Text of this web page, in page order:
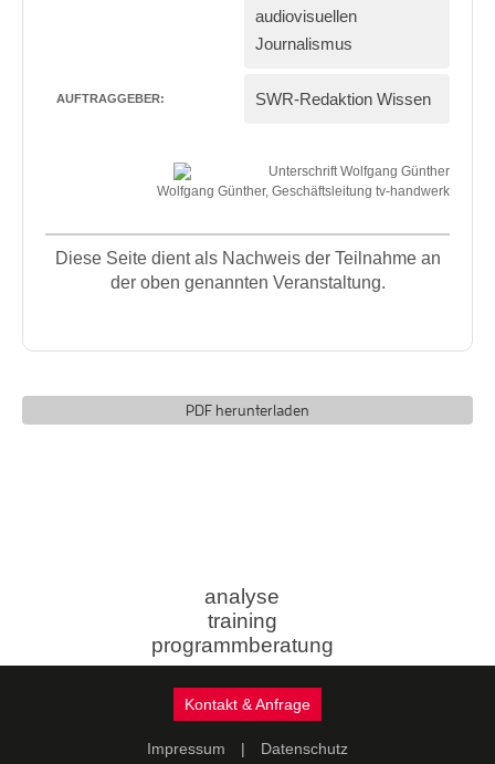
audiovisuellen
Journalismus
AUFTRAGGEBER: SWR-Redaktion Wissen
Wolfgang Günther, Geschäftsleitung tv-handwerk
Diese Seite dient als Nachweis der Teilnahme an
der oben genannten Veranstaltung.
PDF herunterladen
analyse
training
programmberatung
Kontakt & Anfrage
Impressum | Datenschutz